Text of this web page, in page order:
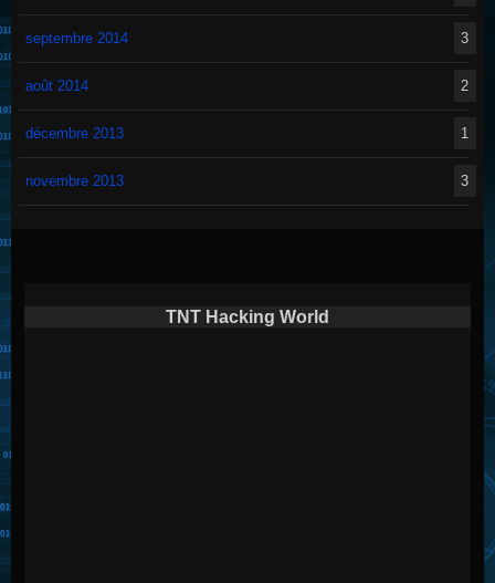
septembre 2014 3
août 2014 2
décembre 2013 1
novembre 2013 3
TNT Hacking World